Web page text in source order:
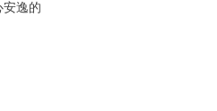
安逸的